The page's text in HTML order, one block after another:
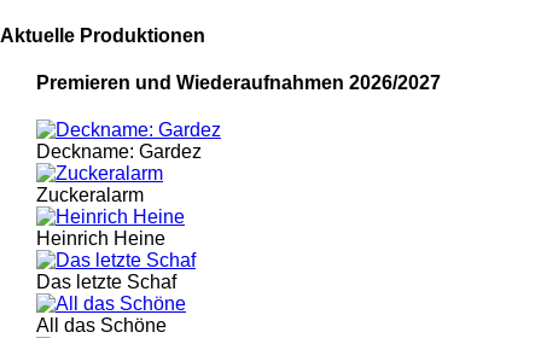
Aktuelle Produktionen
Premieren und Wiederaufnahmen 2026/2027
Deckname: Gardez
Zuckeralarm
Heinrich Heine
Das letzte Schaf
All das Schöne